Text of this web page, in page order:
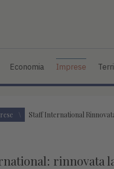
Economia Imprese
Staff International
rinnovata